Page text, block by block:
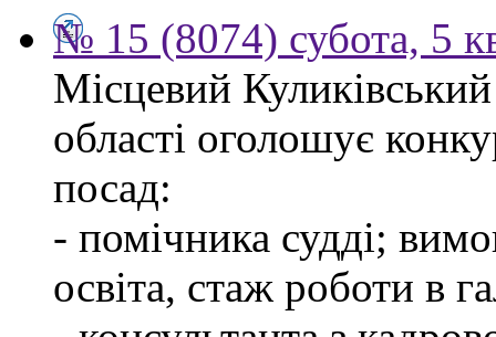
№ 15 (8074) субота, 5
Місцевий
області оголошує
посад:
- помічника судді;
освіта, стаж роботи в